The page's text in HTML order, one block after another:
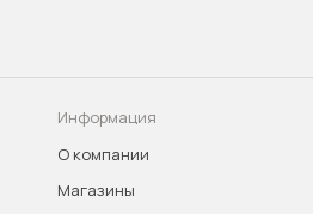
Информация
О компании
Магазины